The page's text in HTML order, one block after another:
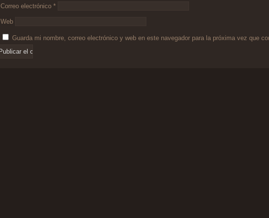
Correo electrónico *
Web
Guarda mi nombre, correo electrónico y web en este navegador para la próxima vez que